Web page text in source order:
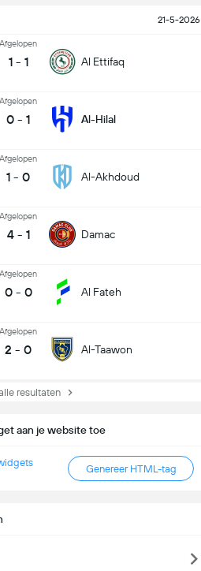
21-5-2026
Afgelopen
1 - 1 Al Ettifaq
Afgelopen
0 - 1 Al-Hilal
Afgelopen
1 - 0 Al-Akhdoud
Afgelopen
4 - 1 Damac
Afgelopen
0 - 0 Al Fateh
Afgelopen
2 - 0 Al-Taawon
resultaten
aan je website toe
Genereer HTML-tag